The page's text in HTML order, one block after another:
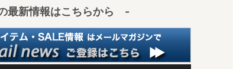
最新情報はこちらから -